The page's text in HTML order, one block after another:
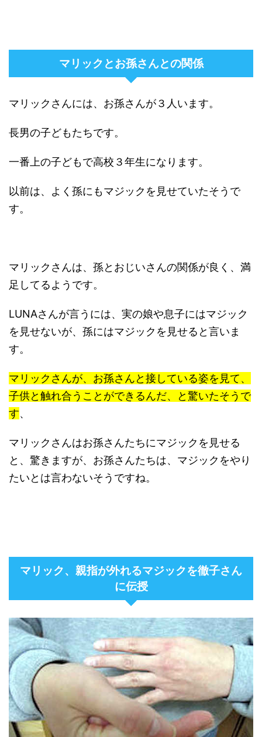
マリックとお孫さんとの関係
マリックさんには、お孫さんが３人います。
長男の子どもたちです。
一番上の子どもで高校３年生になります。
以前は、よく孫にもマジックを見せていたそうで
す。
マリックさんは、孫とおじいさんの関係が良く、満
足してるようです。
LUNAさんが言うには、実の娘や息子にはマジック
を見せないが、孫にはマジックを見せると言いま
す。
マリックさんが、お孫さんと接している姿を見て、
子供と触れ合うことができるんだ、と驚いたそうで
す、
マリックさんはお孫さんたちにマジックを見せる
と、驚きますが、お孫さんたちは、マジックをやり
たいとは言わないそうですね。
マリック、親指が外れるマジックを徹子さん
に伝授